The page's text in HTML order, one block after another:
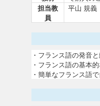
担当教
員
平山 規義
・フランス語の発音
・フランス語の基本
・簡単なフランス語